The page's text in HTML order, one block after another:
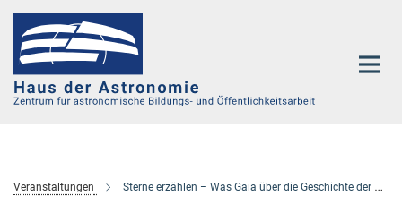
Hauptinhalt
Veranstaltungen Sterne erzählen – Was Gaia über die Geschichte der Milchstraße verrät